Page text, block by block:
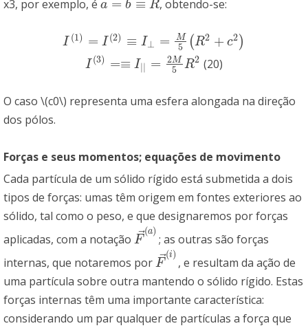
x3, por exemplo, é a = b ≡ R
a=b≡R , obtendo-se:
I (1) = I (2) ≡ I⊥ = M
5 (R2 + c2)
I( 1)= I(2 )≡I⊥ =M 5( R 2+c 2)
I (3) =≡ I|| = 2M
5 R2
I(3)=≡I||=2M5R 2 (20)
O caso \(c0\) representa uma esfera alongada na direção
dos pólos.
Forças e seus momentos; equações de movimento
Cada partícula de um sólido rígido está submetida a dois
tipos de forças: umas têm origem em fontes exteriores ao
sólido, tal como o peso, e que designaremos por forças
aplicadas, com a notação F ⃗
(a)
F→ (a; as outras são forças
internas, que notaremos por F ⃗
(i)
F→ ( ), e resultam da ação de
uma partícula sobre outra mantendo o sólido rígido. Estas
forças internas têm uma importante característica:
considerando um par qualquer de partículas a força que